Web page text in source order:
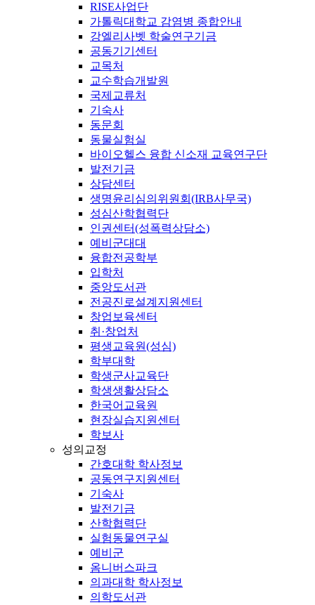
RISE사업단
가톨릭대학교 감염병 종합안내
강엘리사벳 학술연구기금
공동기기센터
교목처
교수학습개발원
국제교류처
기숙사
동문회
동물실험실
바이오헬스 융합 신소재 교육연구단
발전기금
상담센터
생명윤리심의위원회(IRB사무국)
성심산학협력단
인권센터(성폭력상담소)
예비군대대
융합전공학부
입학처
중앙도서관
전공진로설계지원센터
창업보육센터
취·창업처
평생교육원(성심)
학부대학
학생군사교육단
학생생활상담소
한국어교육원
현장실습지원센터
학보사
성의교정
간호대학 학사정보
공동연구지원센터
기숙사
발전기금
산학협력단
실험동물연구실
예비군
옴니버스파크
의과대학 학사정보
의학도서관